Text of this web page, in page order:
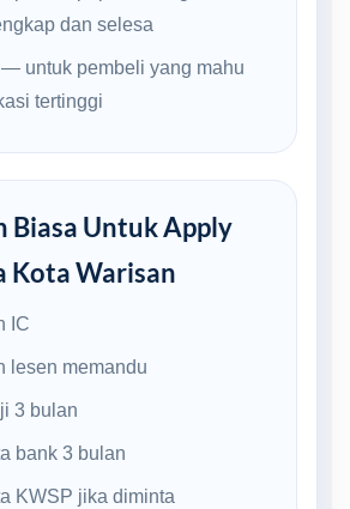
dan selesa
untuk pembeli yang mahu
tertinggi
Biasa Untuk Apply
Kota Warisan
IC
lesen memandu
3 bulan
bank 3 bulan
KWSP jika diminta